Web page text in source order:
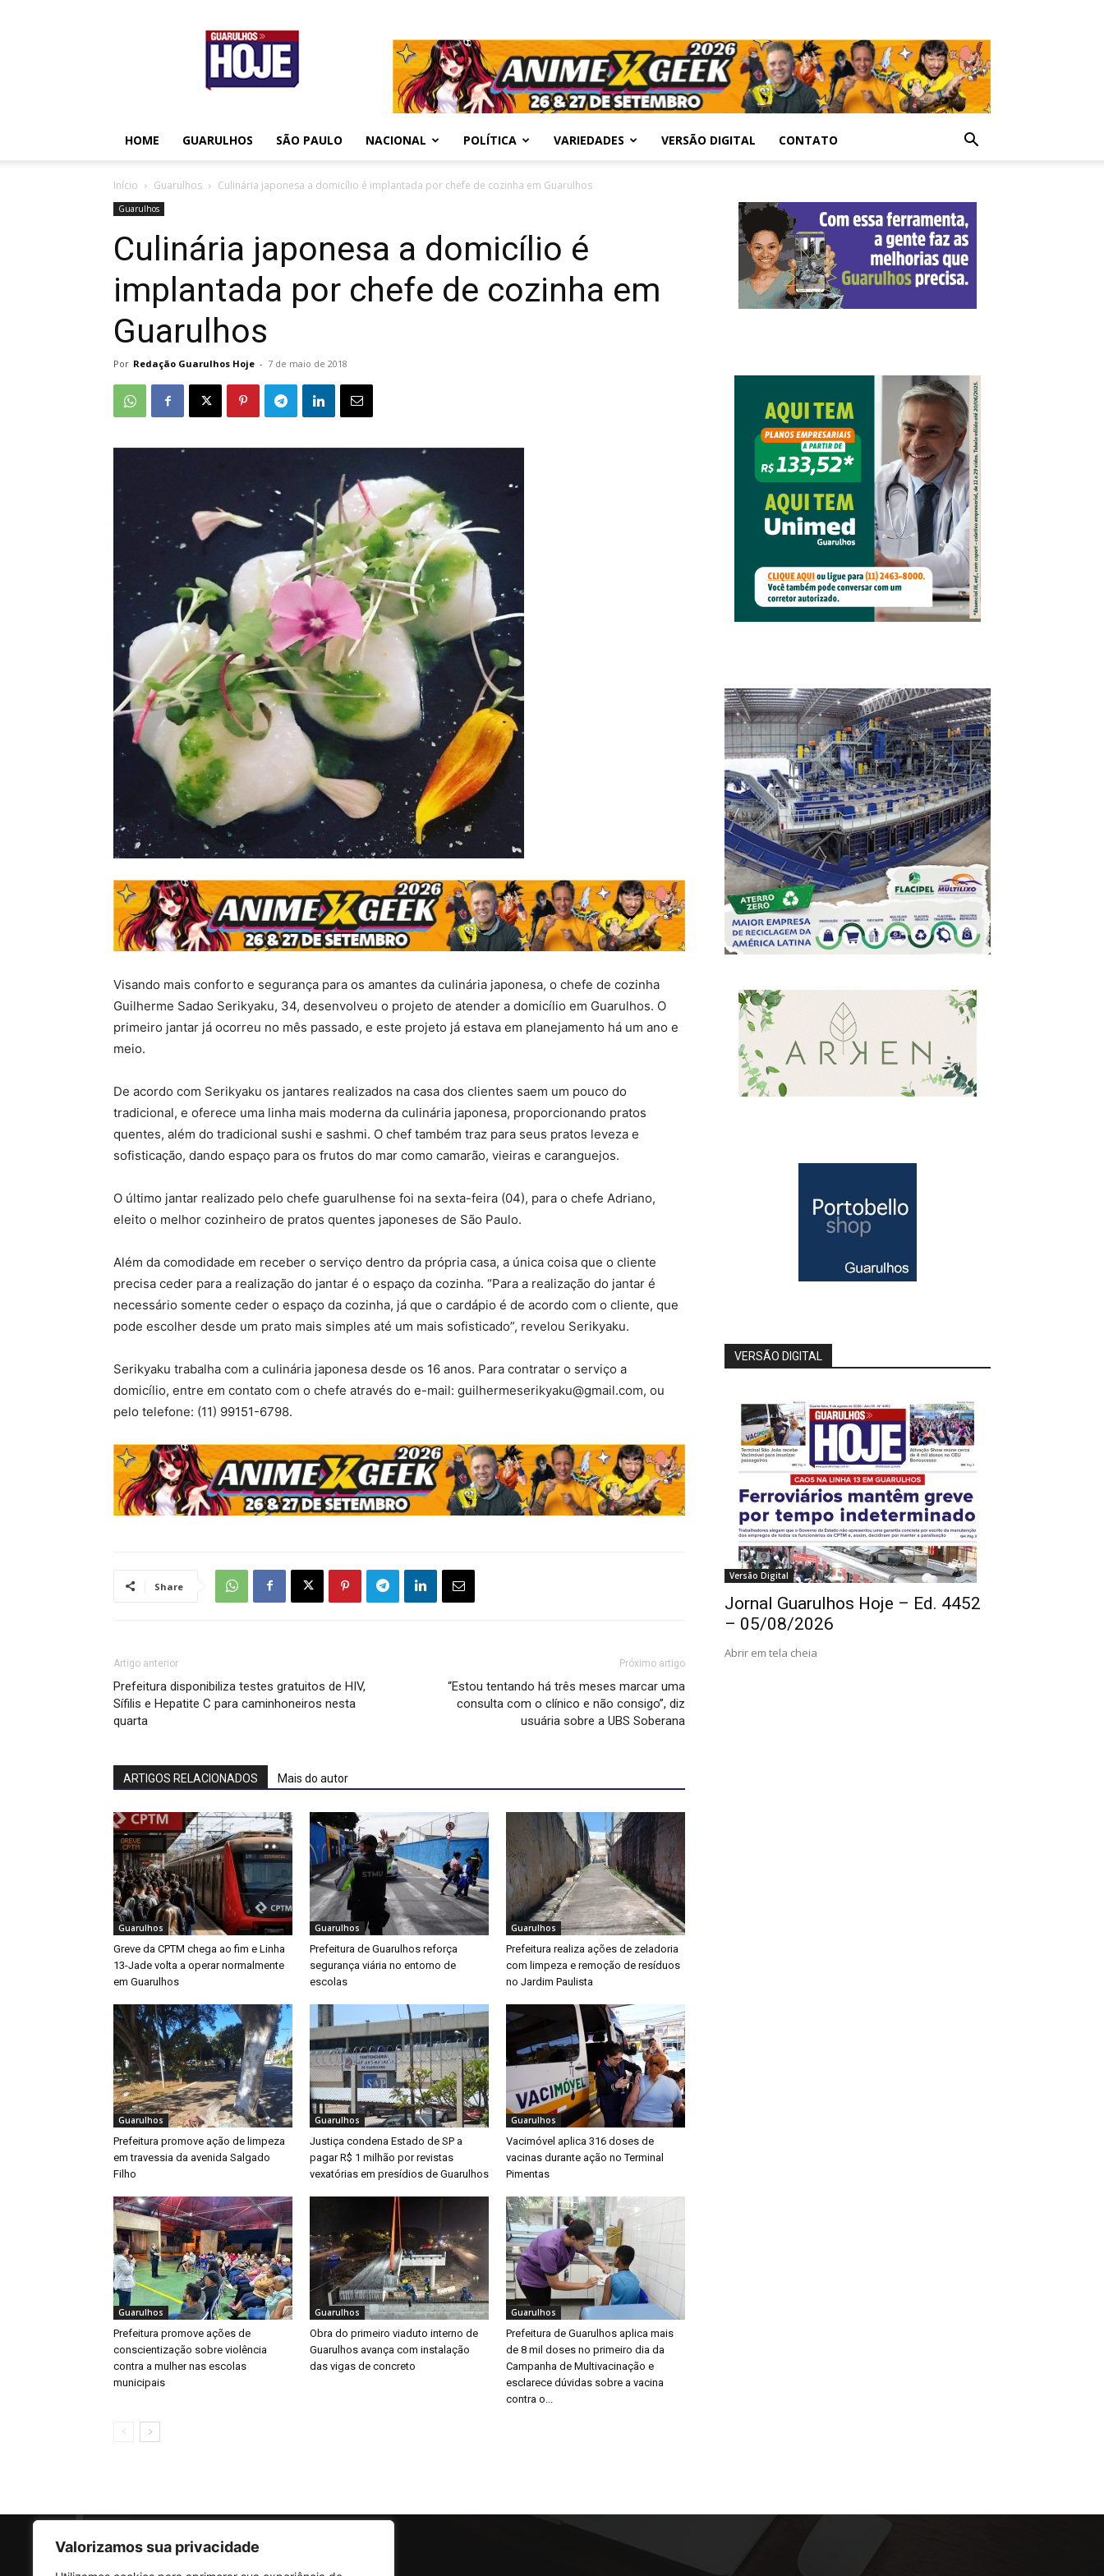
Valorizamos sua privacidade
Guarulhos
Hoje
HOME GUARULHOS SÃO PAULO NACIONAL POLÍTICA VARIEDADES VERSÃO DIGITAL CONTATO
Início Guarulhos Culinária japonesa a domicílio é implantada por chefe de cozinha em Guarulhos
Guarulhos
Culinária japonesa a domicílio é
implantada por chefe de cozinha em
Guarulhos
Por Redação Guarulhos Hoje - 7 de maio de 2018
Visando mais conforto e segurança para os amantes da culinária japonesa, o chefe de cozinha
Guilherme Sadao Serikyaku, 34, desenvolveu o projeto de atender a domicílio em Guarulhos. O
primeiro jantar já ocorreu no mês passado, e este projeto já estava em planejamento há um ano e
meio.
De acordo com Serikyaku os jantares realizados na casa dos clientes saem um pouco do
tradicional, e oferece uma linha mais moderna da culinária japonesa, proporcionando pratos
quentes, além do tradicional sushi e sashmi. O chef também traz para seus pratos leveza e
sofisticação, dando espaço para os frutos do mar como camarão, vieiras e caranguejos.
O último jantar realizado pelo chefe guarulhense foi na sexta-feira (04), para o chefe Adriano,
eleito o melhor cozinheiro de pratos quentes japoneses de São Paulo.
Além da comodidade em receber o serviço dentro da própria casa, a única coisa que o cliente
precisa ceder para a realização do jantar é o espaço da cozinha. “Para a realização do jantar é
necessário somente ceder o espaço da cozinha, já que o cardápio é de acordo com o cliente, que
pode escolher desde um prato mais simples até um mais sofisticado”, revelou Serikyaku.
Serikyaku trabalha com a culinária japonesa desde os 16 anos. Para contratar o serviço a
domicílio, entre em contato com o chefe através do e-mail: guilhermeserikyaku@gmail.com, ou
pelo telefone: (11) 99151-6798.
Share
Artigo anterior
Prefeitura disponibiliza testes gratuitos de HIV,
Sífilis e Hepatite C para caminhoneiros nesta
quarta
Próximo artigo
“Estou tentando há três meses marcar uma
consulta com o clínico e não consigo”, diz
usuária sobre a UBS Soberana
ARTIGOS RELACIONADOS Mais do autor
Guarulhos
Greve da CPTM chega ao fim e Linha
13-Jade volta a operar normalmente
em Guarulhos
Guarulhos
Prefeitura de Guarulhos reforça
segurança viária no entorno de
escolas
Guarulhos
Prefeitura realiza ações de zeladoria
com limpeza e remoção de resíduos
no Jardim Paulista
Guarulhos
Prefeitura promove ação de limpeza
em travessia da avenida Salgado
Filho
Guarulhos
Justiça condena Estado de SP a
pagar R$ 1 milhão por revistas
vexatórias em presídios de Guarulhos
Guarulhos
Vacimóvel aplica 316 doses de
vacinas durante ação no Terminal
Pimentas
Guarulhos
Prefeitura promove ações de
conscientização sobre violência
contra a mulher nas escolas
municipais
Guarulhos
Obra do primeiro viaduto interno de
Guarulhos avança com instalação
das vigas de concreto
Guarulhos
Prefeitura de Guarulhos aplica mais
de 8 mil doses no primeiro dia da
Campanha de Multivacinação e
esclarece dúvidas sobre a vacina
contra o...
VERSÃO DIGITAL
Versão Digital
Jornal Guarulhos Hoje – Ed. 4452
– 05/08/2026
Abrir em tela cheia